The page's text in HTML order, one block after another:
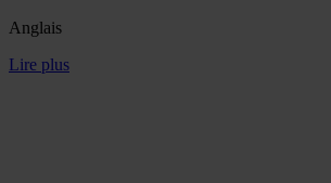
Anglais
Lire plus